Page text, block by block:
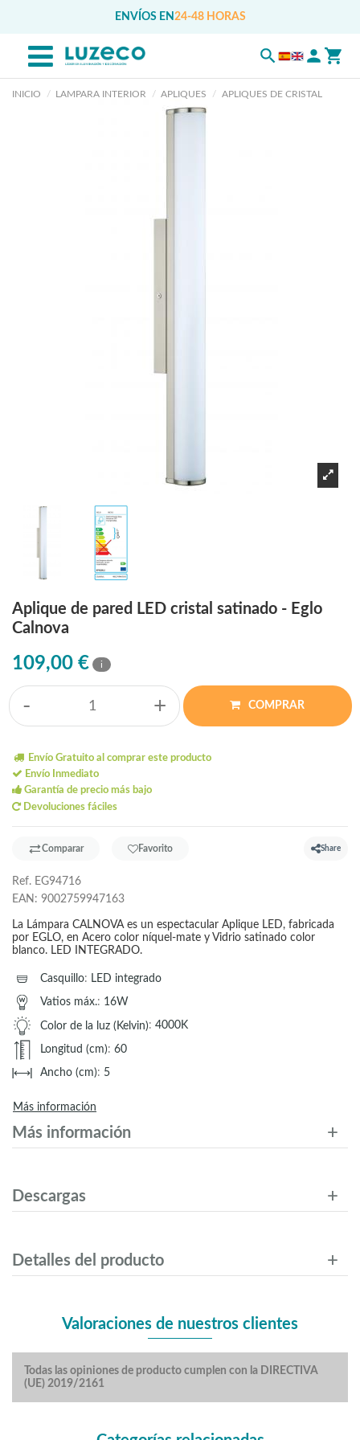
ENVÍOS EN 24-48 HORAS
INICIO LAMPARA INTERIOR APLIQUES APLIQUES DE CRISTAL
Aplique de pared LED cristal satinado - Eglo
Calnova
109,00 € i
- + COMPRAR
Envío Gratuito al comprar este producto
Envío Inmediato
Garantía de precio más bajo
Devoluciones fáciles
Comparar Favorito Share
Ref. EG94716
EAN: 9002759947163
La Lámpara CALNOVA es un espectacular Aplique LED, fabricada
por EGLO, en Acero color níquel-mate y Vidrio satinado color
blanco. LED INTEGRADO.
Casquillo: LED integrado
Vatios máx.: 16W
Color de la luz (Kelvin): 4000K
Longitud (cm): 60
Ancho (cm): 5
Más información
Más información
Descargas
Detalles del producto
Valoraciones de nuestros clientes
Todas las opiniones de producto cumplen con la DIRECTIVA
(UE) 2019/2161